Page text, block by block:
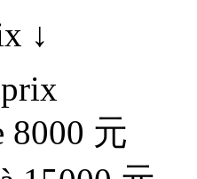
↓
8000 元